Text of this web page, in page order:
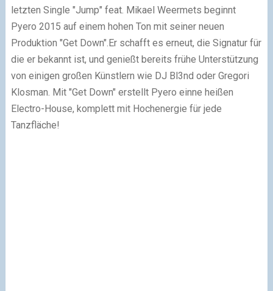
letzten Single "Jump" feat. Mikael Weermets beginnt
Pyero 2015 auf einem hohen Ton mit seiner neuen
Produktion "Get Down". Er schafft es erneut, die Signatur für
die er bekannt ist, und genießt bereits frühe Unterstützung
von einigen großen Künstlern wie DJ Bl3nd oder Gregori
Klosman. Mit "Get Down" erstellt Pyero einne heißen
Electro-House, komplett mit Hochenergie für jede
Tanzfläche!